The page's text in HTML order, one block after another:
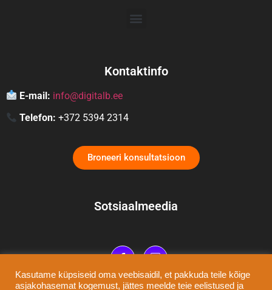
Kontaktinfo
E-mail: info@digitalb.ee
Telefon: +372 5394 2314
Broneeri konsultatsioon
Sotsiaalmeedia
Kasutame küpsiseid oma veebisaidil, et pakkuda teile kõige
asjakohasemat kogemust, jättes meelde teie eelistused ja